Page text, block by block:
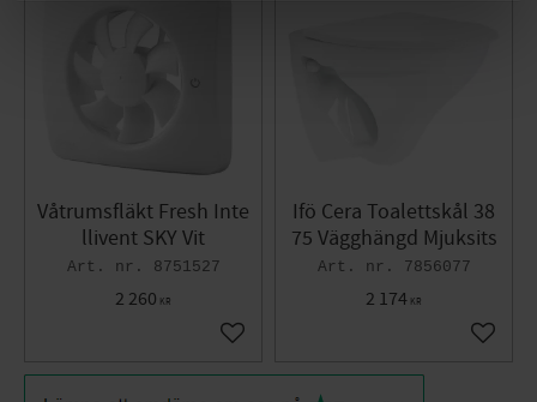
Våtrumsfläkt Fresh Inte
llivent SKY Vit
8751527
2 260 KR
Lägg till i favoriter
Ifö Cera Toalettskål 38
75 Vägghängd Mjuksits
7856077
2 174 KR
Lägg